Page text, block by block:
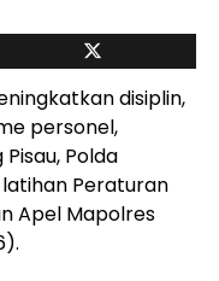
disiplin,
personel,
Polda
Peraturan
Apel Mapolres